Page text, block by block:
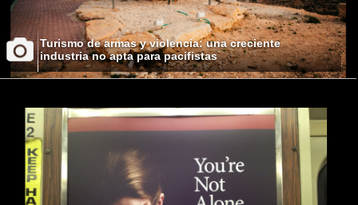
Turismo de armas y violencia: una creciente
industria no apta para pacifistas